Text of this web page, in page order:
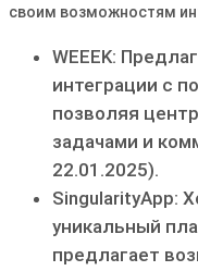
своим возможностям
WEEEK:
интеграции с
позволяя
задачами и
22.01.2025).
SingularityApp:
уникальный
предлагает